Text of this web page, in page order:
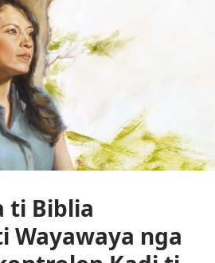
ti Biblia
Wayawaya nga